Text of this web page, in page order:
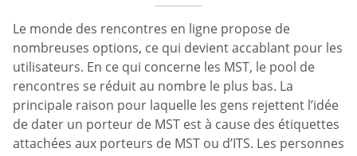
Le monde des rencontres en ligne propose de
nombreuses options, ce qui devient accablant pour les
utilisateurs. En ce qui concerne les MST, le pool de
rencontres se réduit au nombre le plus bas. La
principale raison pour laquelle les gens rejettent l’idée
de dater un porteur de MST est à cause des étiquettes
attachées aux porteurs de MST ou d’ITS. Les personnes